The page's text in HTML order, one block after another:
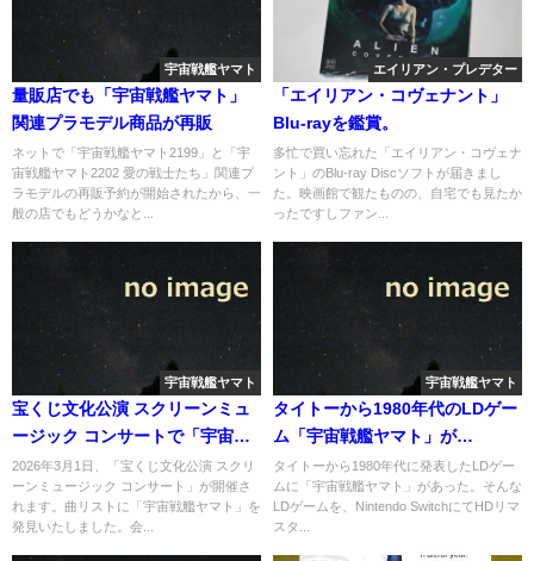
宇宙戦艦ヤマト
量販店でも「宇宙戦艦ヤマト」
関連プラモデル商品が再販
ネットで「宇宙戦艦ヤマト2199」と「宇
宙戦艦ヤマト2202 愛の戦士たち」関連プ
ラモデルの再販予約が開始されたから、一
般の店でもどうかなと...
エイリアン・プレデター
「エイリアン・コヴェナント」
Blu-rayを鑑賞。
多忙で買い忘れた「エイリアン・コヴェナ
ント」のBlu-ray Discソフトが届きまし
た。映画館で観たものの、自宅でも見たか
ったですしファン...
宇宙戦艦ヤマト
宝くじ文化公演 スクリーンミュ
ージック コンサートで「宇宙戦
艦ヤマト」を演奏へ
2026年3月1日、「宝くじ文化公演 スクリ
ーンミュージック コンサート」が開催さ
れます。曲リストに「宇宙戦艦ヤマト」を
発見いたしました。会...
宇宙戦艦ヤマト
タイトーから1980年代のLDゲー
ム「宇宙戦艦ヤマト」が
Nintendo Switchへ復刻発売へ
タイトーから1980年代に発表したLDゲー
ムに「宇宙戦艦ヤマト」があった。そんな
LDゲームを、Nintendo SwitchにてHDリマ
スタ...